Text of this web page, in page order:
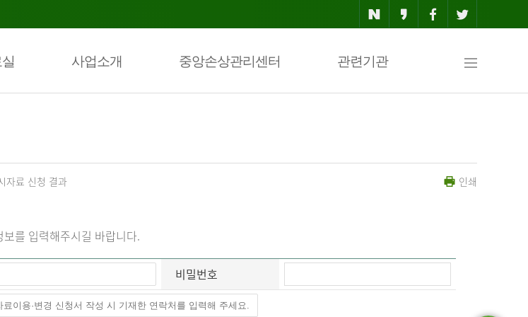
사업소개 중앙손상관리센터 관련기관
자료 신청 결과 인쇄
를 입력해주시길 바랍니다.
비밀번호